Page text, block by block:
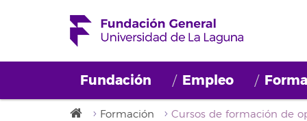
Fundación Empleo
Formación